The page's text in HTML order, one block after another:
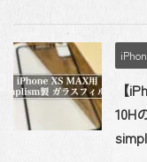
【
10H